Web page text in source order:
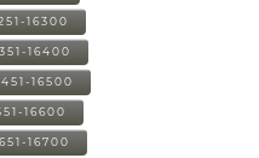
16300
16400
16500
16600
16700